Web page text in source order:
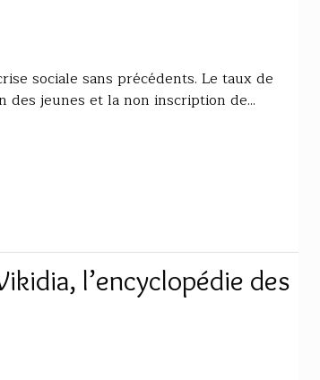
sociale sans précédents. Le taux de
des jeunes et la non inscription de...
l’encyclopédie des